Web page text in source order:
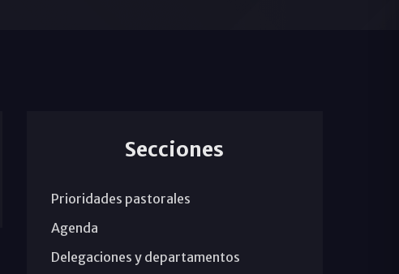
Secciones
Prioridades pastorales
Agenda
Delegaciones y departamentos